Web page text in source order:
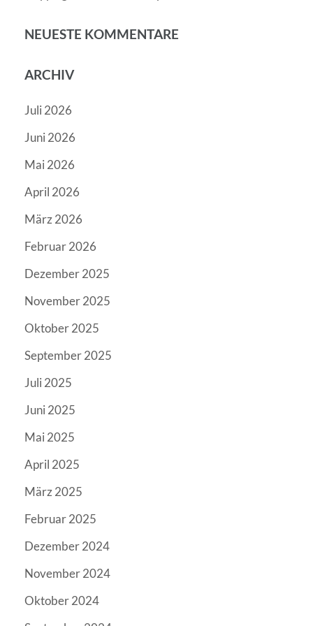
NEUESTE KOMMENTARE
ARCHIV
Juli 2026
Juni 2026
Mai 2026
April 2026
März 2026
Februar 2026
Dezember 2025
November 2025
Oktober 2025
September 2025
Juli 2025
Juni 2025
Mai 2025
April 2025
März 2025
Februar 2025
Dezember 2024
November 2024
Oktober 2024